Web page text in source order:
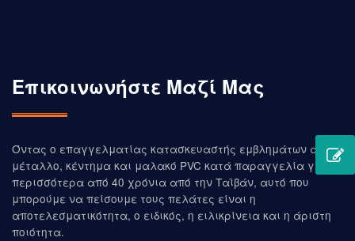
Επικοινωνήστε Μαζί Μας
Όντας ο επαγγελματίας κατασκευαστής εμβλημάτων από
μέταλλο, κέντημα και μαλακό PVC κατά παραγγελία για
περισσότερα από 40 χρόνια από την Ταϊβάν, αυτό που
μπορούμε να πείσουμε τους πελάτες είναι η
αποτελεσματικότητα, ο ειδικός, η ειλικρίνεια και η άριστη
ποιότητα.